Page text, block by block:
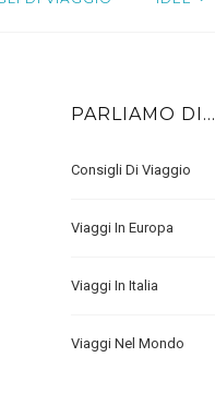
PARLIAMO DI…
Consigli Di Viaggio
Viaggi In Europa
Viaggi In Italia
Viaggi Nel Mondo